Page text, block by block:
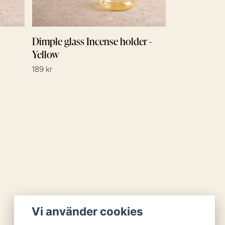
Dimple glass Incense holder -
Yellow
189 kr
Vi använder cookies